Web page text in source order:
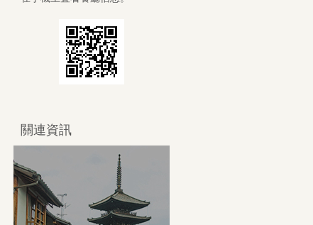
關連資訊